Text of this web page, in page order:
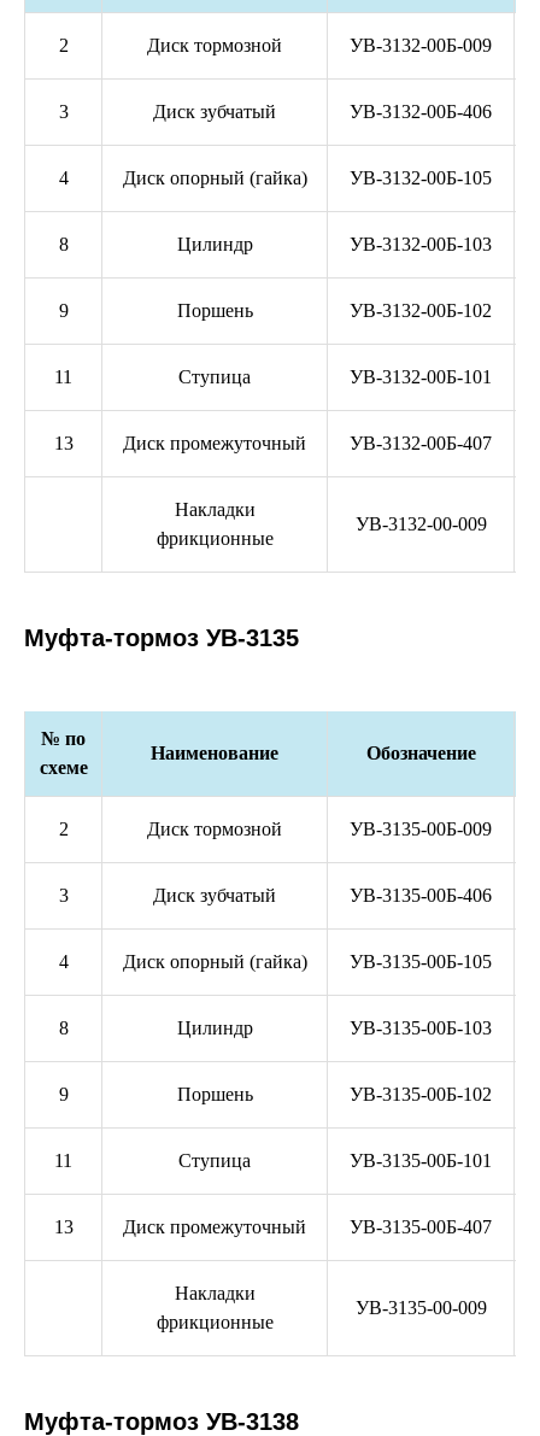
2 Диск тормозной УВ-3132-00Б-009
3 Диск зубчатый УВ-3132-00Б-406
4 Диск опорный (гайка) УВ-3132-00Б-105
8 Цилиндр УВ-3132-00Б-103
9 Поршень УВ-3132-00Б-102
11 Ступица УВ-3132-00Б-101
13 Диск промежуточный УВ-3132-00Б-407
Накладки
фрикционные
УВ-3132-00-009
Муфта-тормоз УВ-3135
№ по
схеме
Наименование Обозначение
2 Диск тормозной УВ-3135-00Б-009
3 Диск зубчатый УВ-3135-00Б-406
4 Диск опорный (гайка) УВ-3135-00Б-105
8 Цилиндр УВ-3135-00Б-103
9 Поршень УВ-3135-00Б-102
11 Ступица УВ-3135-00Б-101
13 Диск промежуточный УВ-3135-00Б-407
Накладки
фрикционные
УВ-3135-00-009
Муфта-тормоз УВ-3138